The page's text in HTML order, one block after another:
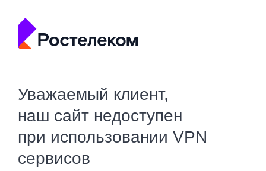
Уважаемый клиент,
наш сайт недоступен
при использовании VPN
сервисов